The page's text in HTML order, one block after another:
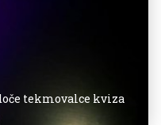
tekmovalce kviza